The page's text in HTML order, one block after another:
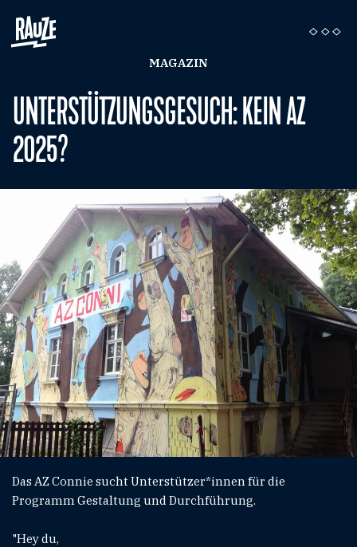
MAGAZIN
UNTERSTÜTZUNGSGESUCH: KEIN AZ
2025?
Das AZ Connie sucht Unterstützer*innen für die
Programm Gestaltung und Durchführung.
"Hey du,